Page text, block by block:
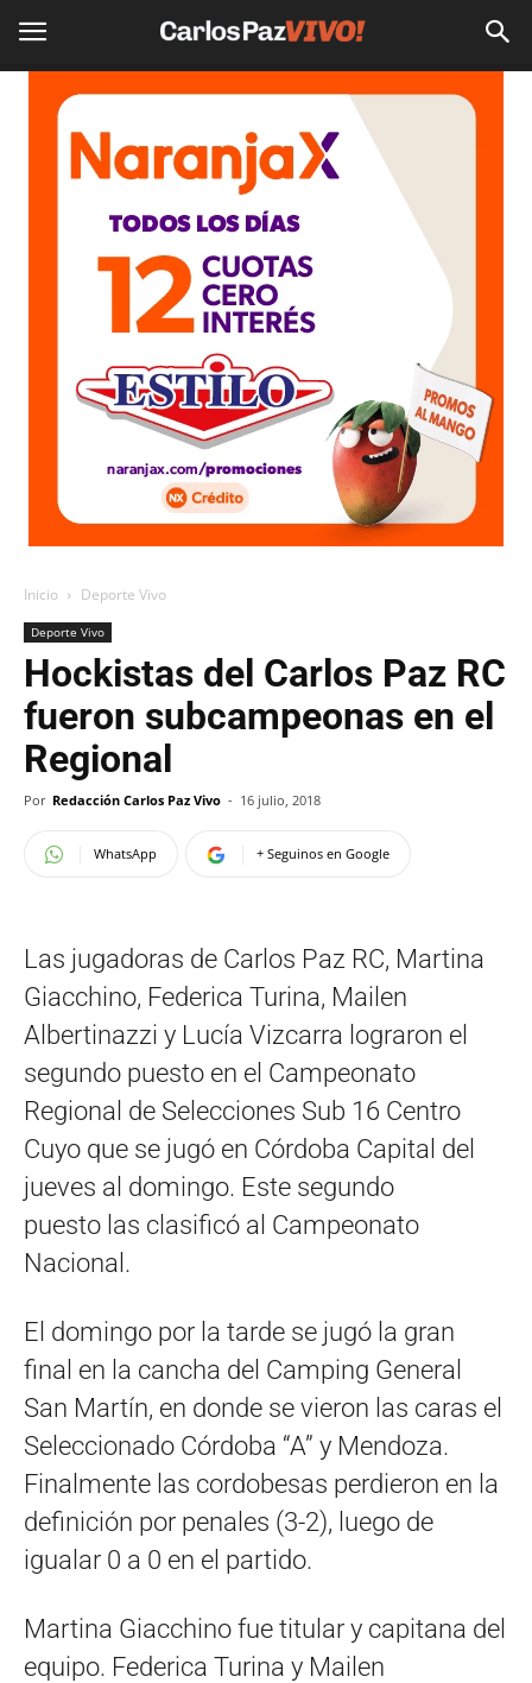
Inicio Deporte Vivo
Deporte Vivo
Hockistas del Carlos Paz RC
fueron subcampeonas en el
Regional
Por Redacción Carlos Paz Vivo - 16 julio, 2018
WhatsApp + Seguinos en Google
Las jugadoras de Carlos Paz RC, Martina
Giacchino, Federica Turina, Mailen
Albertinazzi y Lucía Vizcarra lograron el
segundo puesto en el Campeonato
Regional de Selecciones Sub 16 Centro
Cuyo que se jugó en Córdoba Capital del
jueves al domingo. Este segundo
puesto las clasificó al Campeonato
Nacional.
El domingo por la tarde se jugó la gran
final en la cancha del Camping General
San Martín, en donde se vieron las caras el
Seleccionado Córdoba “A” y Mendoza.
Finalmente las cordobesas perdieron en la
definición por penales (3-2), luego de
igualar 0 a 0 en el partido.
Martina Giacchino fue titular y capitana del
equipo. Federica Turina y Mailen